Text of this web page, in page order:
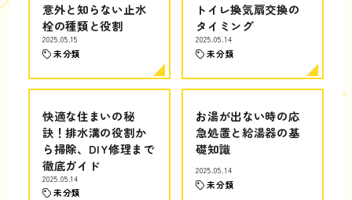
意外と知らない止水
栓の種類と役割
2025.05.15
未分類
トイレ換気扇交換の
タイミング
2025.05.14
未分類
快適な住まいの秘
訣！排水溝の役割か
ら掃除、DIY修理まで
徹底ガイド
2025.05.14
未分類
お湯が出ない時の応
急処置と給湯器の基
礎知識
2025.05.14
未分類